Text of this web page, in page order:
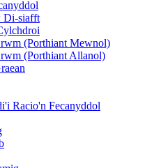
Di-siafft
(Porthiant Mewnol)
(Porthiant Allanol)
Racio'n Fecanyddol